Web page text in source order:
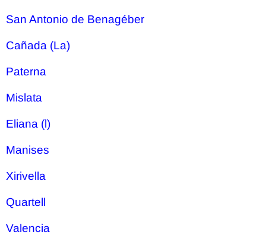
San Antonio de Benagéber
Cañada (La)
Paterna
Mislata
Eliana (l)
Manises
Xirivella
Quartell
Valencia